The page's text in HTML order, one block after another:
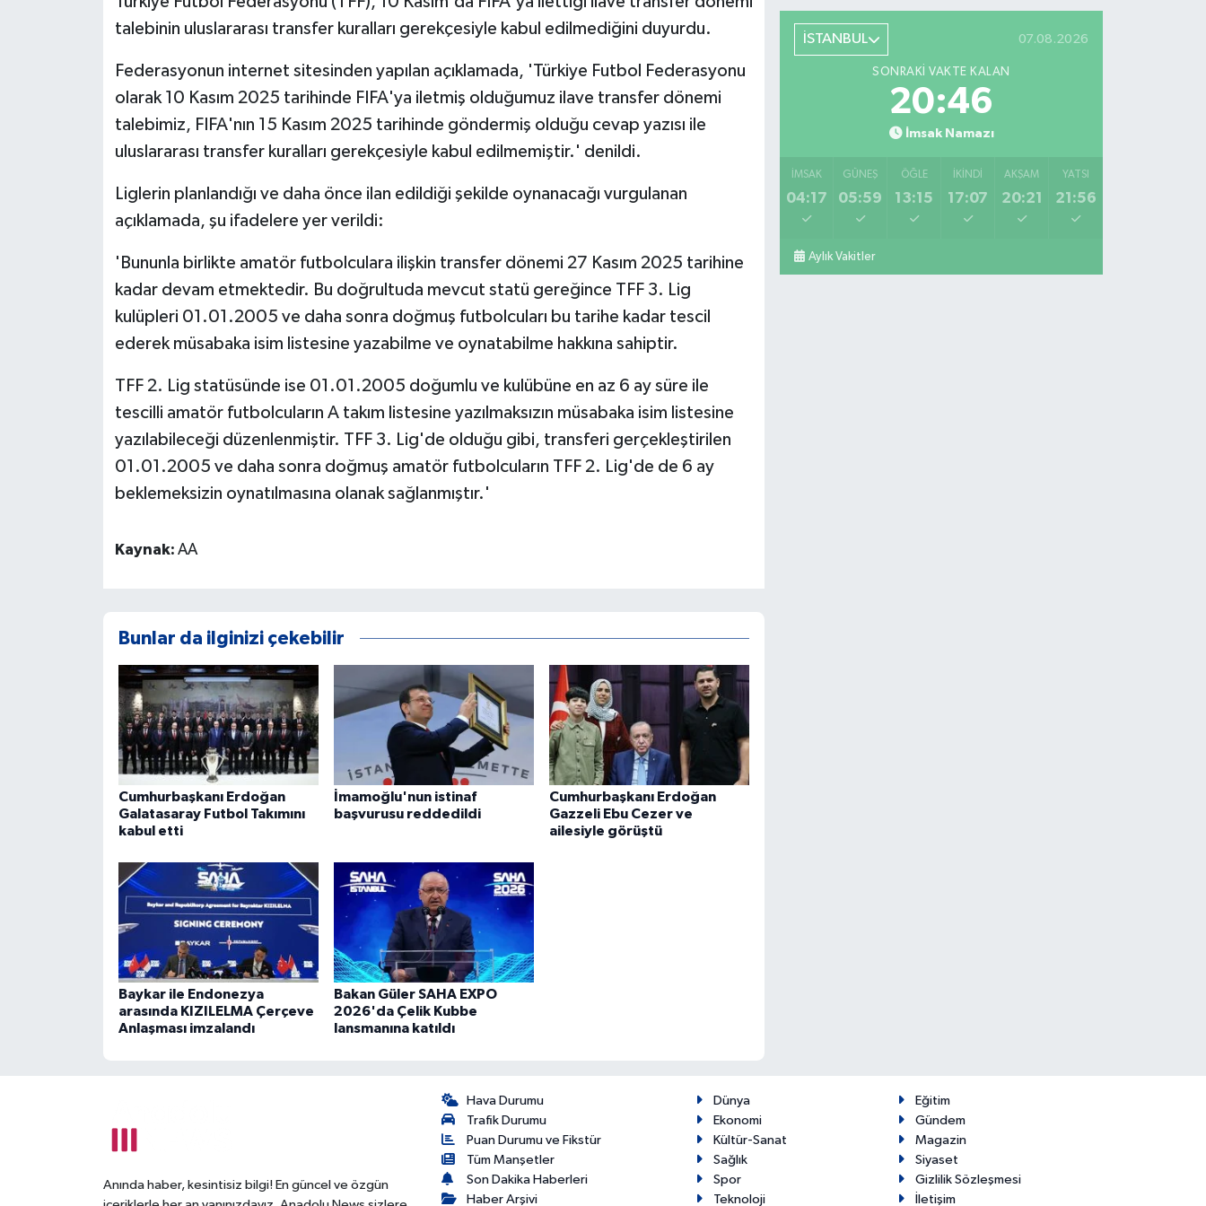
talebinin uluslararası transfer kuralları gerekçesiyle kabul edilmediğini duyurdu.
Federasyonun internet sitesinden yapılan açıklamada, 'Türkiye Futbol Federasyonu
olarak 10 Kasım 2025 tarihinde FIFA'ya iletmiş olduğumuz ilave transfer dönemi
talebimiz, FIFA'nın 15 Kasım 2025 tarihinde göndermiş olduğu cevap yazısı ile
uluslararası transfer kuralları gerekçesiyle kabul edilmemiştir.' denildi.
Liglerin planlandığı ve daha önce ilan edildiği şekilde oynanacağı vurgulanan
açıklamada, şu ifadelere yer verildi:
'Bununla birlikte amatör futbolculara ilişkin transfer dönemi 27 Kasım 2025 tarihine
kadar devam etmektedir. Bu doğrultuda mevcut statü gereğince TFF 3. Lig
kulüpleri 01.01.2005 ve daha sonra doğmuş futbolcuları bu tarihe kadar tescil
ederek müsabaka isim listesine yazabilme ve oynatabilme hakkına sahiptir.
TFF 2. Lig statüsünde ise 01.01.2005 doğumlu ve kulübüne en az 6 ay süre ile
tescilli amatör futbolcuların A takım listesine yazılmaksızın müsabaka isim listesine
yazılabileceği düzenlenmiştir. TFF 3. Lig'de olduğu gibi, transferi gerçekleştirilen
01.01.2005 ve daha sonra doğmuş amatör futbolcuların TFF 2. Lig'de de 6 ay
beklemeksizin oynatılmasına olanak sağlanmıştır.'
Kaynak: AA
Bunlar da ilginizi çekebilir
Cumhurbaşkanı Erdoğan
Galatasaray Futbol Takımını
kabul etti
İmamoğlu'nun istinaf
başvurusu reddedildi
Cumhurbaşkanı Erdoğan
Gazzeli Ebu Cezer ve
ailesiyle görüştü
Baykar ile Endonezya
arasında KIZILELMA Çerçeve
Anlaşması imzalandı
Bakan Güler SAHA EXPO
2026'da Çelik Kubbe
lansmanına katıldı
İSTANBUL 07.08.2026
SONRAKI VAKTE KALAN
20:46
İmsak Namazı
İMSAK
04:17
GÜNEŞ
05:59
ÖĞLE
13:15
İKINDI
17:07
AKŞAM
20:21
YATSI
21:56
Aylık Vakitler
Anında haber, kesintisiz bilgi! En güncel ve özgün
Hava Durumu
Trafik Durumu
Puan Durumu ve Fikstür
Tüm Manşetler
Son Dakika Haberleri
Haber Arşivi
Dünya
Eğitim
Ekonomi
Gündem
Kültür-Sanat
Magazin
Sağlık
Siyaset
Spor
Gizlilik Sözleşmesi
Teknoloji
İletişim